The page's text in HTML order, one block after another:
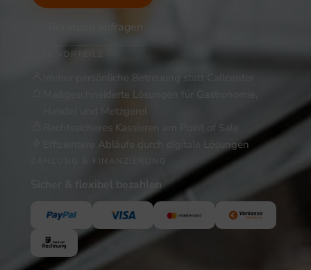
Beratung anfragen
IHRE VORTEILE
Immer persönliche Betreuung statt Callcenter
Maßgeschneiderte Lösungen für Gastronomie,
Handel und Metzgerei
Rechtssicheres Kassieren am Point of Sale
Effizientere Abläufe durch digitale Lösungen
ZAHLUNG & FINANZIERUNG
Sicher & flexibel bezahlen